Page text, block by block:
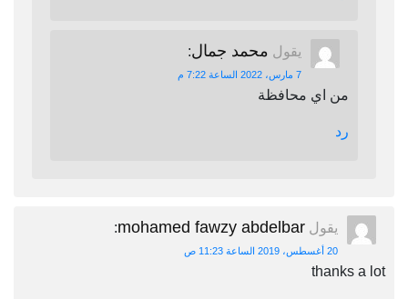
يقول محمد جمال:
7 مارس، 2022 الساعة 7:22 م
من اي محافظة
رد
يقول mohamed fawzy abdelbar
:
20 أغسطس، 2019 الساعة 11:23 ص
thanks a lot